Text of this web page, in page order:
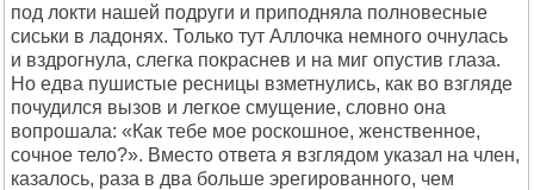
под локти нашей подруги и приподняла полновесные
сиськи в ладонях. Только тут Аллочка немного очнулась
и вздрогнула, слегка покраснев и на миг опустив глаза.
Но едва пушистые ресницы взметнулись, как во взгляде
почудился вызов и легкое смущение, словно она
вопрошала: «Как тебе мое роскошное, женственное,
сочное тело?». Вместо ответа я взглядом указал на член,
казалось, раза в два больше эрегированного, чем